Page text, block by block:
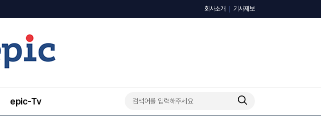
회사소개 기사제보
epic-Tv